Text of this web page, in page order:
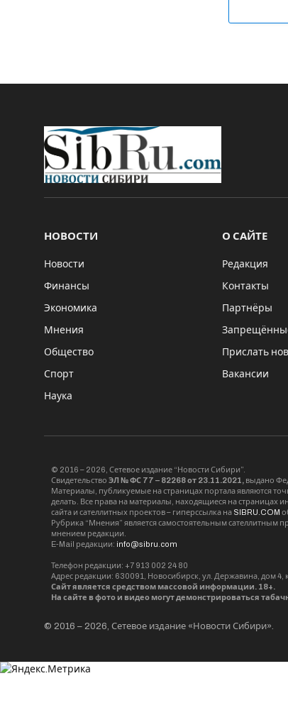
НОВОСТИ
Новости
Финансы
Экономика
Мнения
Общество
Спорт
Наука
О САЙТЕ
Редакция
Контакты
Партнёры
Прислать
Вакансии
© 2016 – 2026, Сетевое издание “Новости Сибири”.
Свидетельство ЭЛ № ФС 77 – 82268 от 23.11.2021, выдано
Материалы, публикуемые на страницах портала являются
делать. Все права на материалы, находящиеся на страницах
сайта и сателлитных проектов – гиперссылка на SIBRU.COM
Рубрика “Мнения” является самостоятельным сателлитным
мнением редакции.
E-Mail редакции: info@sibru.com
Телефон редакции: +7 913 002 24 80
Адрес редакции: 630091, Новосибирск, ул. Державина, дом 4,
Сайт является средством массовой информации. 18+.
На сайте в фото и видео могут демонстрироваться
© 2016 – 2026, Сетевое издание «Новости Сибири».